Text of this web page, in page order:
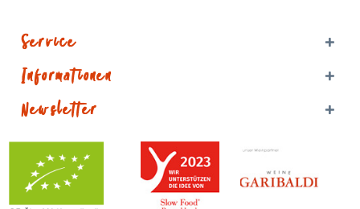
Service
Informationen
Newsletter